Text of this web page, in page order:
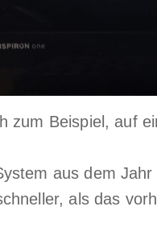
zum Beispiel, auf
aus dem
als das